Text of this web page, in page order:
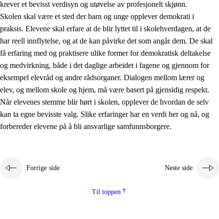
krever et bevisst verdisyn og utøvelse av profesjonelt skjønn.
Skolen skal være et sted der barn og unge opplever demokrati i
praksis. Elevene skal erfare at de blir lyttet til i skolehverdagen, at de
har reell innflytelse, og at de kan påvirke det som angår dem. De skal
få erfaring med og praktisere ulike former for demokratisk deltakelse
og medvirkning, både i det daglige arbeidet i fagene og gjennom for
eksempel elevråd og andre rådsorganer. Dialogen mellom lærer og
elev, og mellom skole og hjem, må være basert på gjensidig respekt.
Når elevenes stemme blir hørt i skolen, opplever de hvordan de selv
kan ta egne bevisste valg. Slike erfaringer har en verdi her og nå, og
forbereder elevene på å bli ansvarlige samfunnsborgere.
Forrige side Neste side
Til toppen